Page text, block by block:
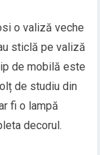
o valiză veche
sticlă pe valiză
de mobilă este
de studiu din
fi o lampă
decorul.